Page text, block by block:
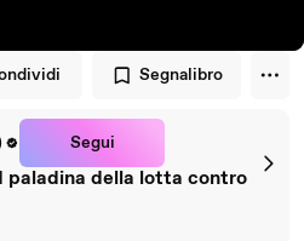
Segnalibro
Segui
paladina della lotta contro